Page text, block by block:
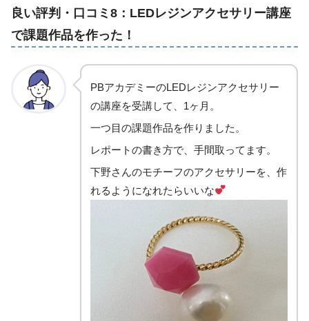
良い評判・口コミ8：LEDレジンアクセサリー講座
で課題作品を作った！
PBアカデミーのLEDレジンアクセサリー
の講座を受講して、1ヶ月。
一つ目の課題作品を作りました。
レポートの書き方で、手間取ってます。
下野さんのモチーフのアクセサリーを、作
れるようになれたらいいな